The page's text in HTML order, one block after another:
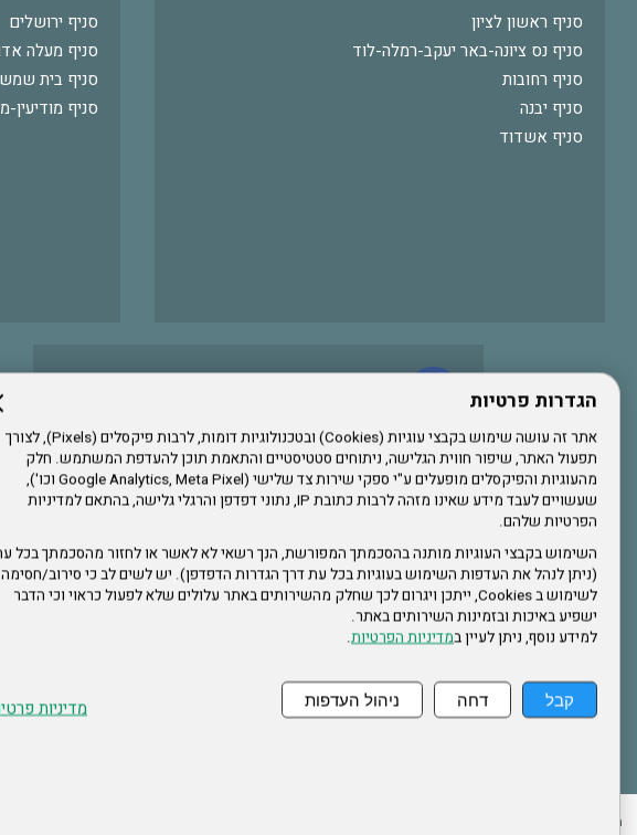
הגדרות פרטיות
אתר זה עושה שימוש בקבצי עוגיות (Cookies) ובטכנולוגיות דומות, לרבות פיקסלים (Pixels), לצורך
תפעול האתר, שיפור חווית הגלישה, ניתוחים סטטיסטיים והתאמת תוכן להעדפת המשתמש. חלק
מהעוגיות והפיקסלים מופעלים ע"י ספקי שירות צד שלישי (Google Analytics, Meta Pixel וכו'),
שעשויים לעבד מידע שאינו מזהה לרבות כתובת IP, נתוני דפדפן והרגלי גלישה, בהתאם למדיניות
הפרטיות שלהם.
השימוש בקבצי העוגיות מותנה בהסכמתך המפורשת, הנך רשאי לא לאשר או לחזור מהסכמתך בכל
(ניתן לנהל את העדפות השימוש בעוגיות בכל עת דרך הגדרות הדפדפן). יש לשים לב כי סירוב/חסימה
לשימוש ב Cookies, ייתכן ויגרום לכך שחלק מהשירותים באתר עלולים שלא לפעול כראוי וכי הדבר
ישפיע באיכות ובזמינות השירותים באתר.
למידע נוסף, ניתן לעיין במדיניות הפרטיות.
קבל דחה ניהול העדפות מדיניות
סניף ראשון לציון
סניף נס ציונה-באר יעקב-רמלה-לוד
סניף רחובות
סניף יבנה
סניף אשדוד
סניף ירושלים
סניף מעלה
סניף בית שמש
סניף
הרשמו לערוץ היוטיוב שלנו
אתר צה"ל
ההזמנות שלי